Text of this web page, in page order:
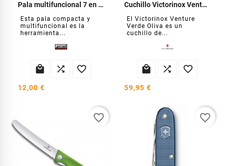
Pala multifuncional 7 en 1 para exteriores
Esta pala compacta y
multifuncional es la
herramienta...
  
12,00 €
Cuchillo Victorinox Venture Verde Oliva
El Victorinox Venture
Verde Oliva es un
cuchillo de...
  
59,95 €
favorite_border favorite_border